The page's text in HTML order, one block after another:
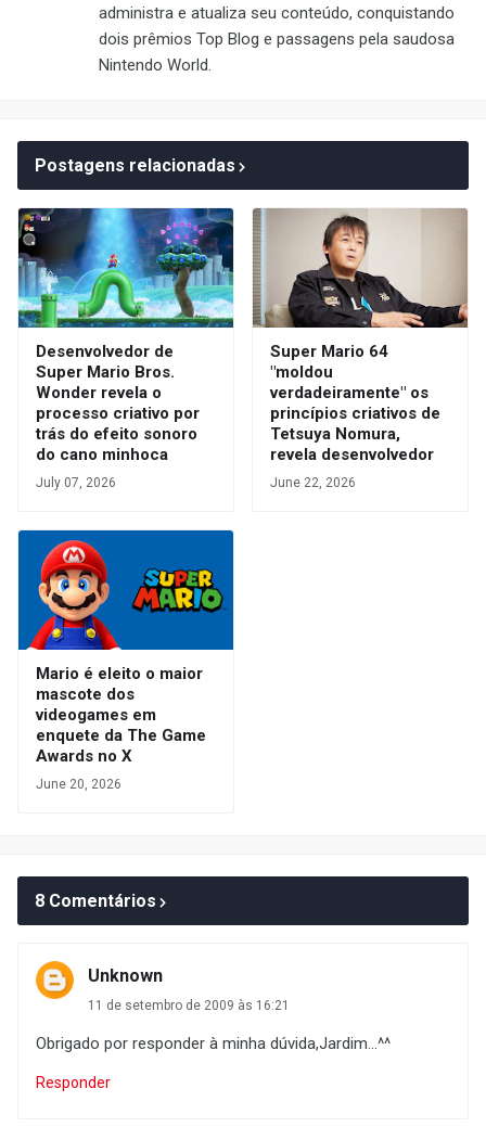
administra e atualiza seu conteúdo, conquistando
dois prêmios Top Blog e passagens pela saudosa
Nintendo World.
Postagens relacionadas
Desenvolvedor de
Super Mario Bros.
Wonder revela o
processo criativo por
trás do efeito sonoro
do cano minhoca
July 07, 2026
Super Mario 64
"moldou
verdadeiramente" os
princípios criativos de
Tetsuya Nomura,
revela desenvolvedor
June 22, 2026
Mario é eleito o maior
mascote dos
videogames em
enquete da The Game
Awards no X
June 20, 2026
8 Comentários
Unknown
11 de setembro de 2009 às 16:21
Obrigado por responder à minha dúvida,Jardim...^^
Responder